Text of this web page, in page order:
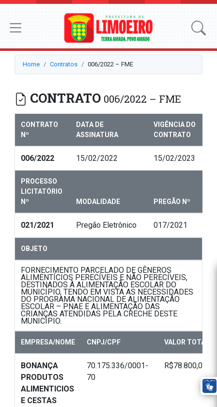
Home Contratos 006/2022 – FME
CONTRATO 006/2022 – FME
CONTRATO
Nº
DATA DE
ASSINATURA
VIGÊNCIA DO
CONTRATO
006/2022 15/02/2022 15/02/2023
PROCESSO
LICITATÓRIO
Nº
MODALIDADE PREGÃO Nº
021/2021 Pregão Eletrônico 017/2021
OBJETO
FORNECIMENTO PARCELADO DE GÊNEROS
ALIMENTÍCIOS PERECÍVEIS E NÃO PERECÍVEIS,
DESTINADOS À ALIMENTAÇÃO ESCOLAR DO
MUNICÍPIO, TENDO EM VISTA AS NECESSIDADES
DO PROGRAMA NACIONAL DE ALIMENTAÇÃO
ESCOLAR – PNAE E ALIMENTAÇÃO DAS
CRIANÇAS ATENDIDAS PELA CRECHE DESTE
MUNICÍPIO.
EMPRESA/NOME CNPJ/CPF VALOR TOTAL
BONANÇA
PRODUTOS
ALIMENTICIOS
E CESTAS
70.175.336/0001-
70
R$78.800,00